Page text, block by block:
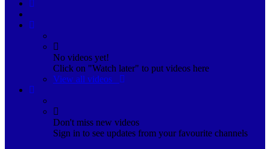
No videos yet!
Click on "Watch later" to put videos here
View all videos
Don't miss new videos
Sign in to see updates from your favourite channels